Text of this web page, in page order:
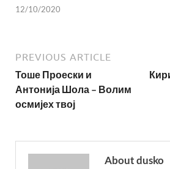
12/10/2020
PREVIOUS ARTICLE
Тоше Проески и
Антонија Шола – Волим
осмијех твој
About dusko